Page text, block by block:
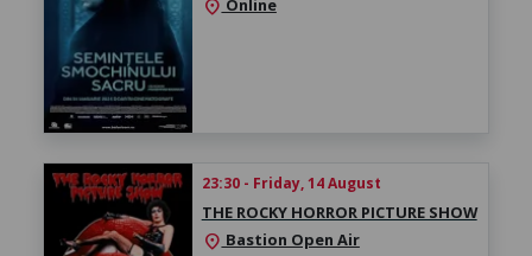
location_on Online
23:30 - Friday, 14 August
THE ROCKY HORROR PICTURE SHOW
location_on Bastion Open Air